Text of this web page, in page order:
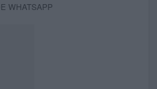
WHATSAPP